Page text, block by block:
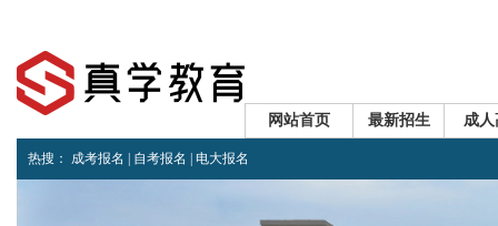
网站首页 最新招生 成人
热搜： 成考报名 自考报名 电大报名